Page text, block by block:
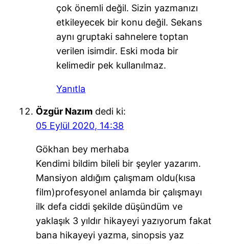
çok önemli değil. Sizin yazmanızı
etkileyecek bir konu değil. Sekans
aynı gruptaki sahnelere toptan
verilen isimdir. Eski moda bir
kelimedir pek kullanılmaz.
Yanıtla
Özgür Nazım dedi ki:
05 Eylül 2020, 14:38
Gökhan bey merhaba
Kendimi bildim bileli bir şeyler yazarım.
Mansiyon aldığım çalışmam oldu(kısa
film)profesyonel anlamda bir çalışmayı
ilk defa ciddi şekilde düşündüm ve
yaklaşık 3 yıldır hikayeyi yazıyorum fakat
bana hikayeyi yazma, sinopsis yaz